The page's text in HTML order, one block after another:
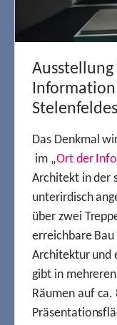
Stelenfeldes
Das Denkmal
im „Ort der
Architekt in der
unterirdisch
über zwei
erreichbare
Architektur und
gibt in
Räumen auf